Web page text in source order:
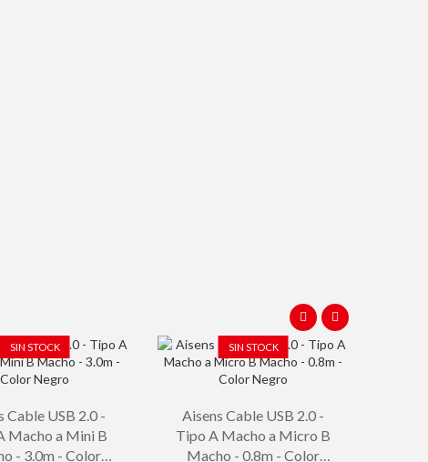
SIN STOCK
Cable USB 2.0 -
Macho a Mini B
- 3.0m - Color
SIN STOCK
Aisens Cable USB 2.0 -
Tipo A Macho a Micro B
Macho - 0.8m - Color